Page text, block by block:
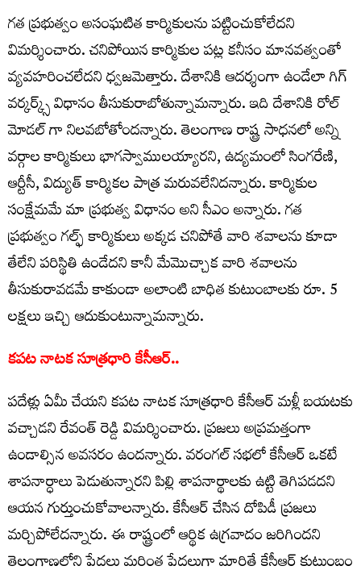
గత ప్రభుత్వం అసంఘటిత కార్మికులను పట్టించుకోలేదని
విమర్శించారు. చనిపోయిన కార్మికుల పట్ల కనీసం మానవత్వంతో
వ్యవహరించలేదని ధ్వజమెత్తారు. దేశానికి ఆదర్శంగా ఉండేలా గిగ్
వర్కర్క్స్ విధానం తీసుకురాబోతున్నామన్నారు. ఇది దేశానికి రోల్
మోడల్ గా నిలవబోతోందన్నారు. తెలంగాణ రాష్ట్ర సాధనలో అన్ని
వర్గాల కార్మికులు భాగస్వాములయ్యారని, ఉద్యమంలో సింగరేణి,
ఆర్టీసీ, విద్యుత్ కార్మికల పాత్ర మరువలేనిదన్నారు. కార్మికుల
సంక్షేమమే మా ప్రభుత్వ విధానం అని సీఎం అన్నారు. గత
ప్రభుత్వం గల్ఫ్ కార్మికులు అక్కడ చనిపోతే వారి శవాలను కూడా
తేలేని పరిస్థితి ఉండేదని కానీ మేమొచ్చాక వారి శవాలను
తీసుకురావడమే కాకుండా అలాంటి బాధిత కుటుంబాలకు రూ. 5
లక్షలు ఇచ్చి ఆదుకుంటున్నామన్నారు.
కపట నాటక సూత్రధారి కేసీఆర్‌..
పదేళ్లు ఏమీ చేయని కపట నాటక సూత్రధారి కేసీఆర్ మళ్లీ బయటకు
వచ్చాడని రేవంత్ రెడ్డి విమర్శించారు. ప్రజలు అప్రమత్తంగా
ఉండాల్సిన అవసరం ఉందన్నారు. వరంగల్ సభలో కేసీఆర్ ఒకటే
శాపనార్ధాలు పెడుతున్నారని పిల్లి శాపనార్థాలకు ఉట్టి తెగిపడదని
ఆయన గుర్తుంచుకోవాలన్నారు. కేసీఆర్ చేసిన దోపిడీ ప్రజలు
మర్చిపోలేదన్నారు. ఈ రాష్ట్రంలో ఆర్థిక ఉగ్రవాదం జరిగిందని